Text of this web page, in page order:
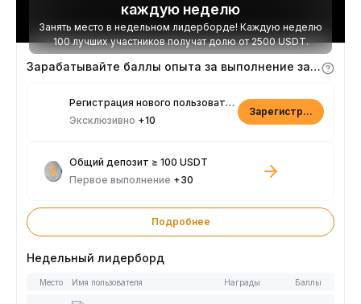
каждую неделю
Занять место в недельном лидерборде! Каждую неделю
100 лучших участников получат долю от 2500 USDT.
Зарабатывайте баллы опыта за выполнение заданий
Регистрация нового пользователя
Эксклюзивно +10
Зарегистрироваться
Общий депозит ≥ 100 USDT
Первое выполнение +30
Подробнее
Недельный лидерборд
Место Имя пользователя Награды Баллы